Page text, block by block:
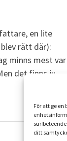
För att ge
ditt
en lite
rätt där):
minns mest var
det finns ju